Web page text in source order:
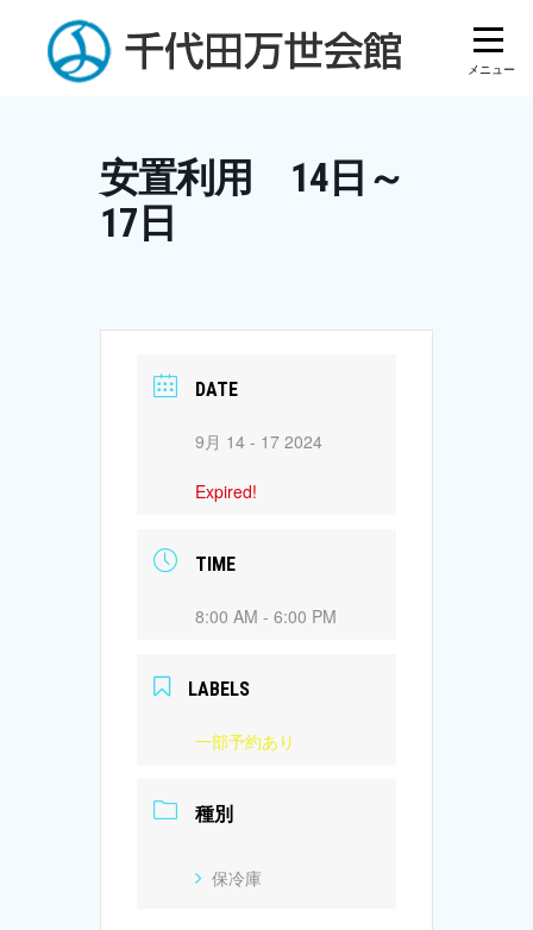
content
安置利用 14日～
17日
DATE
9月 14 - 17 2024
Expired!
TIME
8:00 AM - 6:00 PM
LABELS
一部予約あり
種別
保冷庫